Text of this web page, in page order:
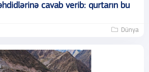
cavab verib: qurtarın bu
Dünya